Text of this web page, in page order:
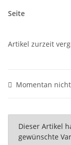
Seite
Artikel zurzeit
Momentan
x
Dieser Artikel
gewünschte